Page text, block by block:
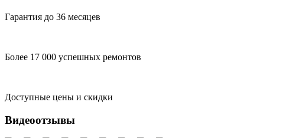
Гарантия до 36 месяцев
Более 17 000 успешных ремонтов
Доступные цены и скидки
Видеоотзывы